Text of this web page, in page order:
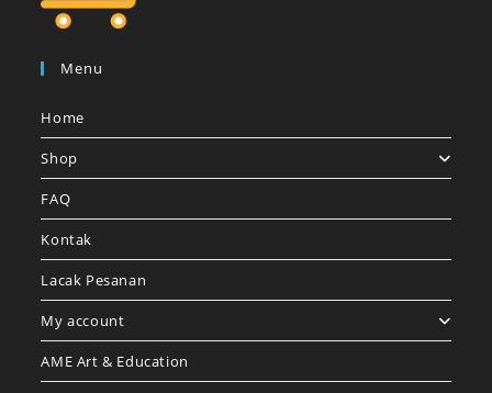
Menu
Home
Shop
FAQ
Kontak
Lacak Pesanan
My account
AME Art & Education